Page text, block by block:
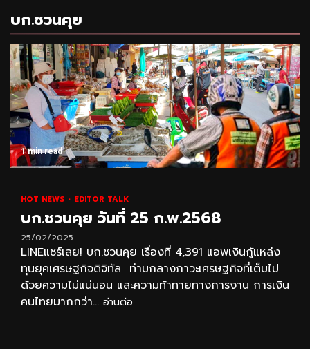
บก.ชวนคุย
1 min read
HOT NEWS EDITOR TALK
บก.ชวนคุย วันที่ 25 ก.พ.2568
25/02/2025
LINEแชร์เลย! บก.ชวนคุย เรื่องที่ 4,391 แอพเงินกู้แหล่ง
ทุนยุคเศรษฐกิจดิจิทัล ท่ามกลางภาวะเศรษฐกิจที่เต็มไป
ด้วยความไม่แน่นอน และความท้าทายทางการงาน การเงิน
คนไทยมากกว่า... อ่านต่อ